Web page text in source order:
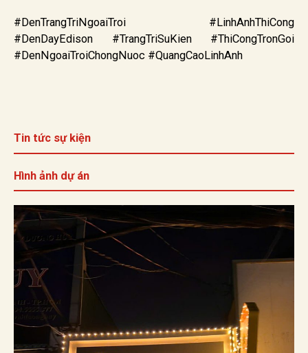
#DenTrangTriNgoaiTroi #LinhAnhThiCong
#DenDayEdison #TrangTriSuKien #ThiCongTronGoi
#DenNgoaiTroiChongNuoc #QuangCaoLinhAnh
Tin tức sự kiện
Hình ảnh dự án